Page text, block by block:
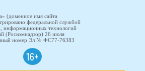
(доменное имя сайта
федеральной службой
информационных технологий
(Роскомнадзор) 26 июля
номер Эл № ФС77-76383
16+